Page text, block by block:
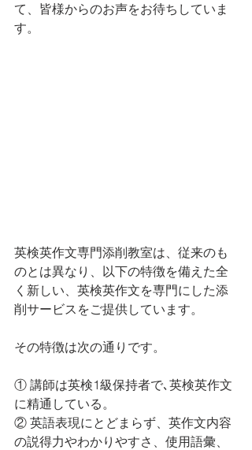
て、皆様からのお声をお待ちしていま
す。
英検英作文専門添削教室は、従来のも
のとは異なり、以下の特徴を備えた全
く新しい、英検英作文を専門にした添
削サービスをご提供しています。
その特徴は次の通りです。
① 講師は英検1級保持者で､英検英作文
に精通している。
② 英語表現にとどまらず、英作文内容
の説得力やわかりやすさ、使用語彙、